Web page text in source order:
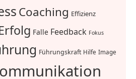
Coaching Effizienz
Falle Feedback Fokus
Führungskraft Hilfe Image